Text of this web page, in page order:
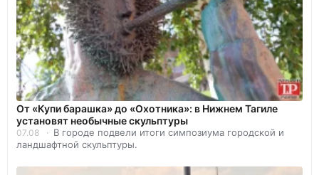
От «Купи барашка» до «Охотника»: в Нижнем Тагиле
установят необычные скульптуры
07.08
В городе подвели итоги симпозиума городской и
ландшафтной скульптуры.